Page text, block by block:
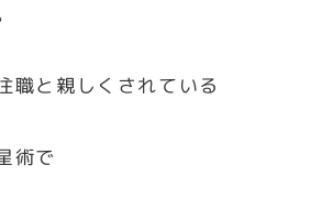
職と親しくされている
術で